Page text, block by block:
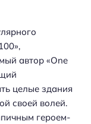
автор «One
целые здания
своей волей.
героем-